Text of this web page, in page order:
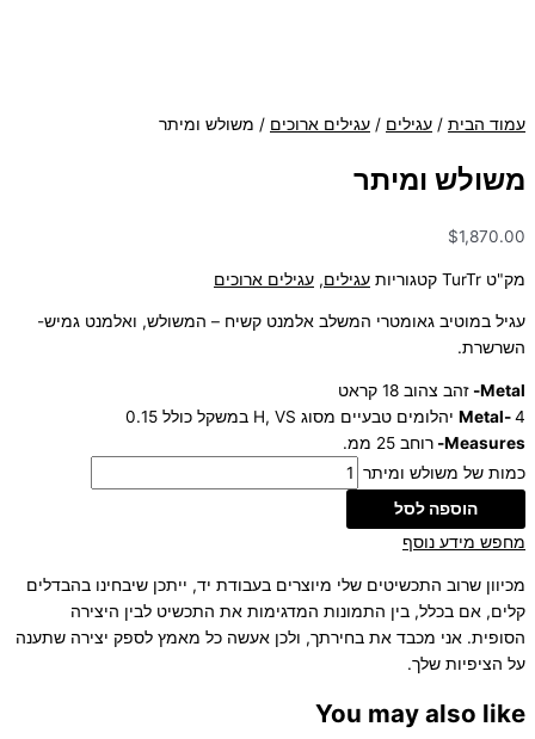
עמוד הבית / עגילים / עגילים ארוכים / משולש ומיתר
משולש ומיתר
$1,870.00
מק"ט TurTr קטגוריות עגילים, עגילים ארוכים
עגיל במוטיב גאומטרי המשלב אלמנט קשיח – המשולש, ואלמנט גמיש-
השרשרת.
Metal- זהב צהוב 18 קראט
Metal-4 יהלומים טבעיים מסוג H, VS במשקל כולל 0.15
Measures- רוחב 25 ממ.
כמות של משולש ומיתר
הוספה לסל
מחפש מידע נוסף
מכיוון שרוב התכשיטים שלי מיוצרים בעבודת יד, ייתכן שיבחינו בהבדלים
קלים, אם בכלל, בין התמונות המדגימות את התכשיט לבין היצירה
הסופית. אני מכבד את בחירתך, ולכן אעשה כל מאמץ לספק יצירה שתענה
על הציפיות שלך.
You may also like